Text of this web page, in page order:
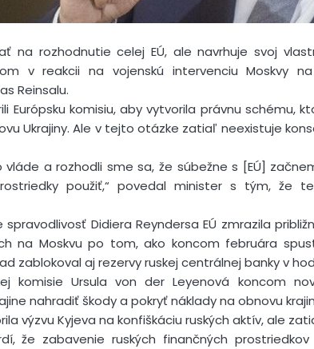
na rozhodnutie celej EÚ, ale navrhuje svoj
v reakcii na vojenskú intervenciu Moskvy
Reinsalu.
Európsku komisiu, aby vytvorila právnu schému,
Ukrajiny. Ale v tejto otázke zatiaľ neexistuje
vláde a rozhodli sme sa, že súbežne s [EÚ]
použiť,“ povedal minister s tým, že
Didiera Reyndersa EÚ zmrazila
na Moskvu po tom, ako koncom februára
zablokoval aj rezervy ruskej centrálnej banky v
komisie Ursula von der Leyenová koncom
nahradiť škody a pokryť náklady na obnovu
výzvu Kyjeva na konfiškáciu ruských aktív, ale
že zabavenie ruských finančných prostriedkov